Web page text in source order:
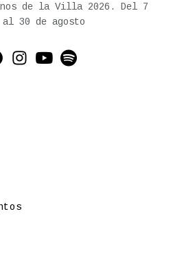
de la Villa 2026. Del 7
30 de agosto
(X)
Instagram
YouTube
Spotify